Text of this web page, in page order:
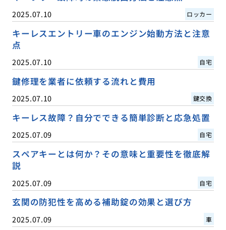
2025.07.10 ロッカー
キーレスエントリー車のエンジン始動方法と注意
点
2025.07.10 自宅
鍵修理を業者に依頼する流れと費用
2025.07.10 鍵交換
キーレス故障？自分でできる簡単診断と応急処置
2025.07.09 自宅
スペアキーとは何か？その意味と重要性を徹底解
説
2025.07.09 自宅
玄関の防犯性を高める補助錠の効果と選び方
2025.07.09 車